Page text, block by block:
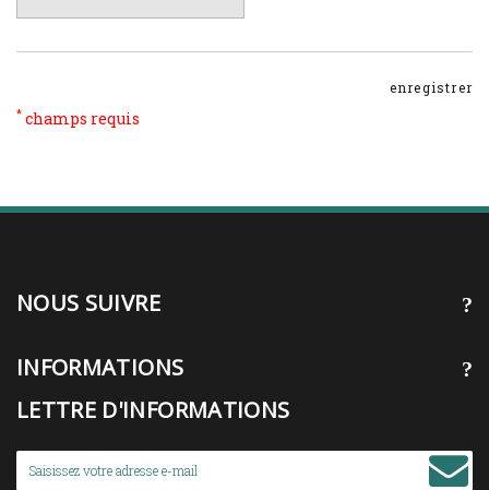
enregistrer
* champs requis
NOUS SUIVRE
INFORMATIONS
LETTRE D'INFORMATIONS